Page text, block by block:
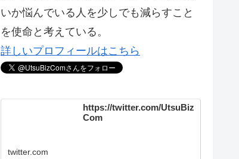
いか悩んでいる人を少しでも減らすこと
を使命と考えている。
詳しいプロフィールはこちら
https://twitter.com/UtsuBiz
Com
twitter.com